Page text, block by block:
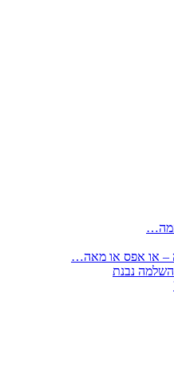
– או אפס או מאה…
נבנת